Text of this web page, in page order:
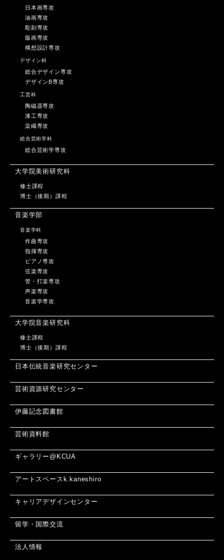
日本画専攻
油画専攻
彫刻専攻
版画専攻
構想設計専攻
デザイン科
総合デザイン専攻
デザインB専攻
工芸科
陶磁器専攻
漆工専攻
染織専攻
総合芸術学科
総合芸術学専攻
大学院美術研究科
修士課程
博士（後期）課程
音楽学部
音楽学科
作曲専攻
指揮専攻
ピアノ専攻
弦楽専攻
管・打楽専攻
声楽専攻
音楽学専攻
大学院音楽研究科
修士課程
博士（後期）課程
日本伝統音楽研究センター
芸術資源研究センター
伊藤記念図書館
芸術資料館
ギャラリー@KCUA
アートスペースk.kaneshiro
キャリアデザインセンター
留学・国際交流
法人情報